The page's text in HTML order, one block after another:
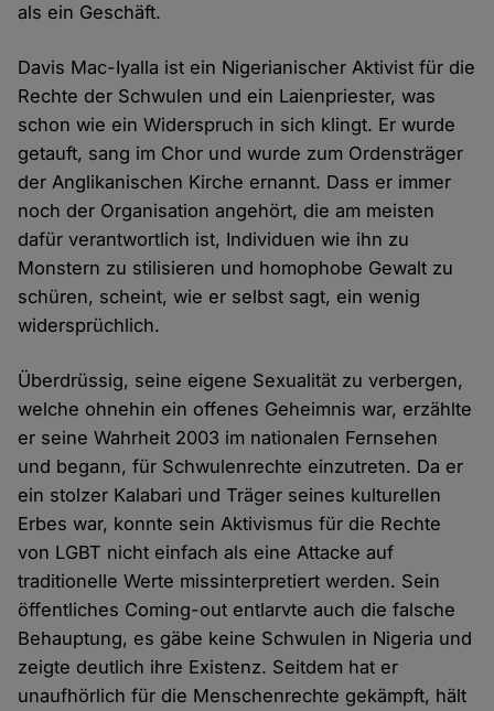
als ein Geschäft.
Davis Mac-Iyalla ist ein Nigerianischer Aktivist für die
Rechte der Schwulen und ein Laienpriester, was
schon wie ein Widerspruch in sich klingt. Er wurde
getauft, sang im Chor und wurde zum Ordensträger
der Anglikanischen Kirche ernannt. Dass er immer
noch der Organisation angehört, die am meisten
dafür verantwortlich ist, Individuen wie ihn zu
Monstern zu stilisieren und homophobe Gewalt zu
schüren, scheint, wie er selbst sagt, ein wenig
widersprüchlich.
Überdrüssig, seine eigene Sexualität zu verbergen,
welche ohnehin ein offenes Geheimnis war, erzählte
er seine Wahrheit 2003 im nationalen Fernsehen
und begann, für Schwulenrechte einzutreten. Da er
ein stolzer Kalabari und Träger seines kulturellen
Erbes war, konnte sein Aktivismus für die Rechte
von LGBT nicht einfach als eine Attacke auf
traditionelle Werte missinterpretiert werden. Sein
öffentliches Coming-out entlarvte auch die falsche
Behauptung, es gäbe keine Schwulen in Nigeria und
zeigte deutlich ihre Existenz. Seitdem hat er
unaufhörlich für die Menschenrechte gekämpft, hält